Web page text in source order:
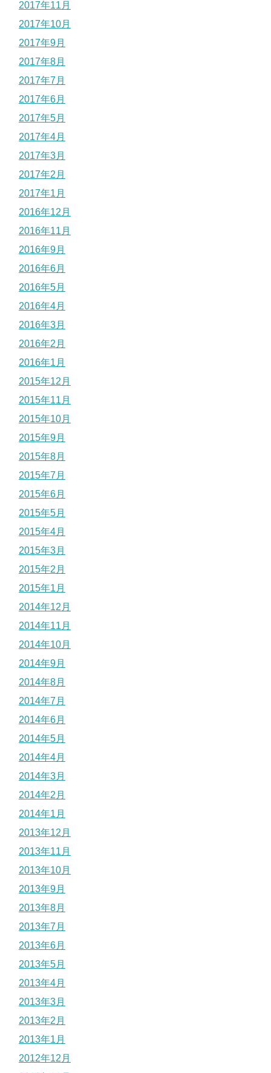
2017年11月
2017年10月
2017年9月
2017年8月
2017年7月
2017年6月
2017年5月
2017年4月
2017年3月
2017年2月
2017年1月
2016年12月
2016年11月
2016年9月
2016年6月
2016年5月
2016年4月
2016年3月
2016年2月
2016年1月
2015年12月
2015年11月
2015年10月
2015年9月
2015年8月
2015年7月
2015年6月
2015年5月
2015年4月
2015年3月
2015年2月
2015年1月
2014年12月
2014年11月
2014年10月
2014年9月
2014年8月
2014年7月
2014年6月
2014年5月
2014年4月
2014年3月
2014年2月
2014年1月
2013年12月
2013年11月
2013年10月
2013年9月
2013年8月
2013年7月
2013年6月
2013年5月
2013年4月
2013年3月
2013年2月
2013年1月
2012年12月